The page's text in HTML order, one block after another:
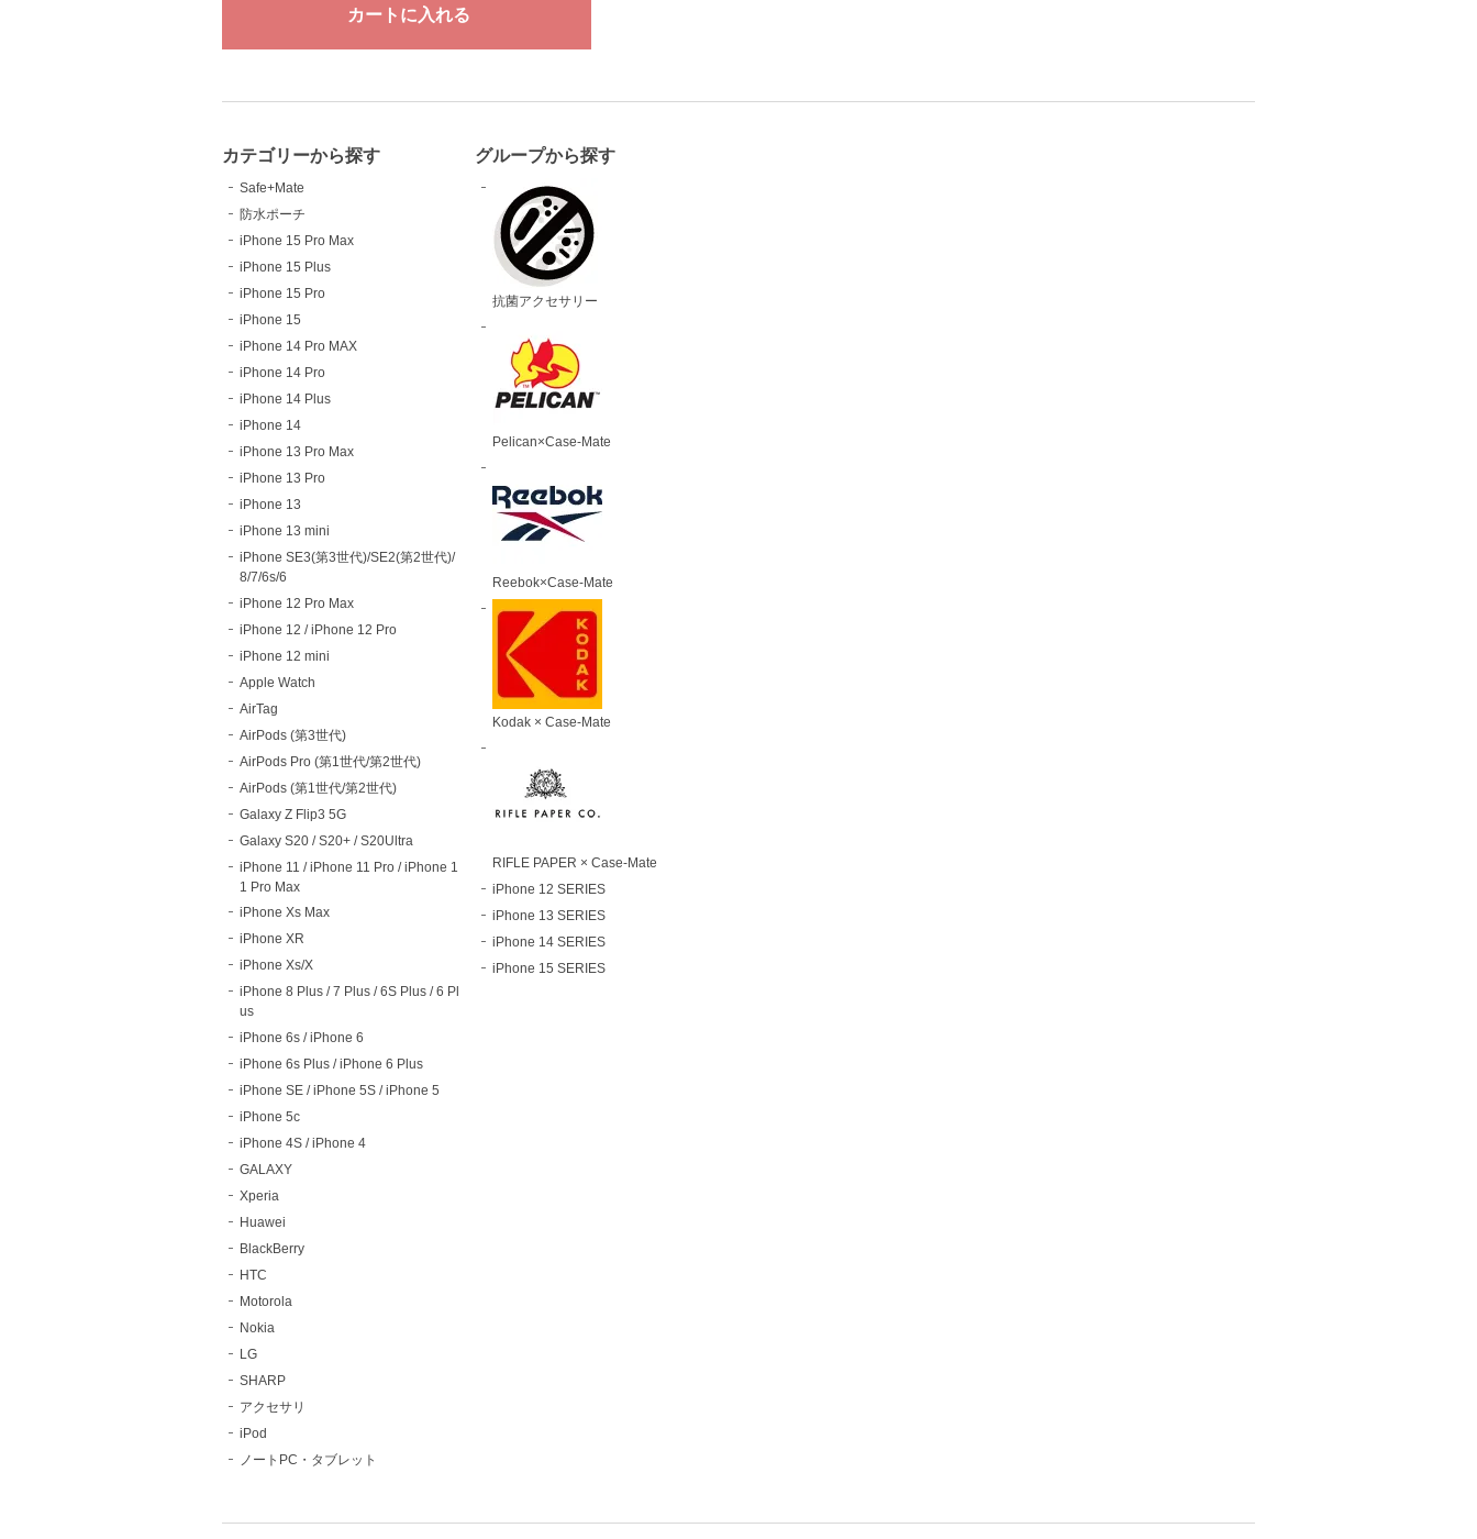
カテゴリーから探す
Safe+Mate
防水ポーチ
iPhone 15 Pro Max
iPhone 15 Plus
iPhone 15 Pro
iPhone 15
iPhone 14 Pro MAX
iPhone 14 Pro
iPhone 14 Plus
iPhone 14
iPhone 13 Pro Max
iPhone 13 Pro
iPhone 13
iPhone 13 mini
iPhone SE3(第3世代)/SE2(第2世代)/
8/7/6s/6
iPhone 12 Pro Max
iPhone 12 / iPhone 12 Pro
iPhone 12 mini
Apple Watch
AirTag
AirPods (第3世代)
AirPods Pro (第1世代/第2世代)
AirPods (第1世代/第2世代)
Galaxy Z Flip3 5G
Galaxy S20 / S20+ / S20Ultra
iPhone 11 / iPhone 11 Pro / iPhone 1
1 Pro Max
iPhone Xs Max
iPhone XR
iPhone Xs/X
iPhone 8 Plus / 7 Plus / 6S Plus / 6 Pl
us
iPhone 6s / iPhone 6
iPhone 6s Plus / iPhone 6 Plus
iPhone SE / iPhone 5S / iPhone 5
iPhone 5c
iPhone 4S / iPhone 4
GALAXY
Xperia
Huawei
BlackBerry
HTC
Motorola
Nokia
LG
SHARP
アクセサリ
iPod
ノートPC・タブレット
グループから探す
抗菌アクセサリー
Pelican×Case-Mate
Reebok×Case-Mate
Kodak × Case-Mate
RIFLE PAPER × Case-Mate
iPhone 12 SERIES
iPhone 13 SERIES
iPhone 14 SERIES
iPhone 15 SERIES